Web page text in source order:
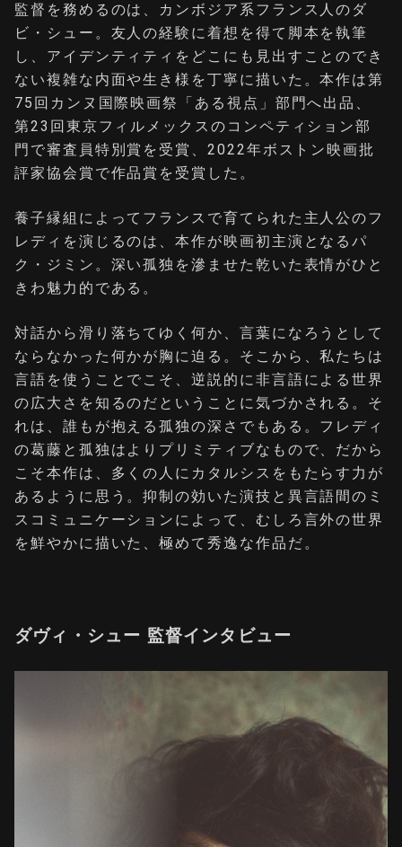
監督を務めるのは、カンボジア系フランス人のダ
ビ・シュー。友人の経験に着想を得て脚本を執筆
し、アイデンティティをどこにも見出すことのでき
ない複雑な内面や生き様を丁寧に描いた。本作は第
75回カンヌ国際映画祭「ある視点」部門へ出品、
第23回東京フィルメックスのコンペティション部
門で審査員特別賞を受賞、2022年ボストン映画批
評家協会賞で作品賞を受賞した。
養子縁組によってフランスで育てられた主人公のフ
レディを演じるのは、本作が映画初主演となるパ
ク・ジミン。深い孤独を滲ませた乾いた表情がひと
きわ魅力的である。
対話から滑り落ちてゆく何か、言葉になろうとして
ならなかった何かが胸に迫る。そこから、私たちは
言語を使うことでこそ、逆説的に非言語による世界
の広大さを知るのだということに気づかされる。そ
れは、誰もが抱える孤独の深さでもある。フレディ
の葛藤と孤独はよりプリミティブなもので、だから
こそ本作は、多くの人にカタルシスをもたらす力が
あるように思う。抑制の効いた演技と異言語間のミ
スコミュニケーションによって、むしろ言外の世界
を鮮やかに描いた、極めて秀逸な作品だ。
ダヴィ・シュー 監督インタビュー